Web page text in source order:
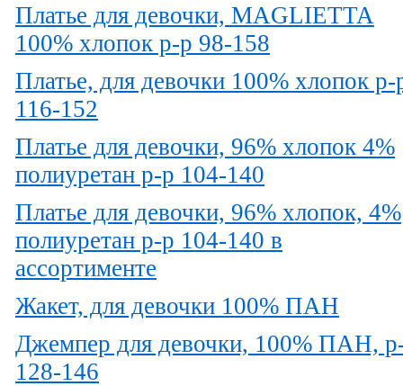
Платье для девочки, MAGLIETTA
100% хлопок р-р 98-158
Платье, для девочки 100% хлопок р-
116-152
Платье для девочки, 96% хлопок 4%
полиуретан р-р 104-140
Платье для девочки, 96% хлопок, 4%
полиуретан р-р 104-140 в
ассортименте
Жакет, для девочки 100% ПАН
Джемпер для девочки, 100% ПАН,
128-146